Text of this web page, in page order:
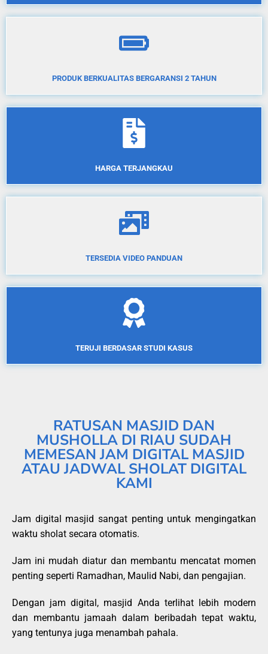
PRODUK BERKUALITAS BERGARANSI 2 TAHUN
HARGA TERJANGKAU
TERSEDIA VIDEO PANDUAN
TERUJI BERDASAR STUDI KASUS
RATUSAN MASJID DAN
MUSHOLLA DI RIAU SUDAH
MEMESAN JAM DIGITAL MASJID
ATAU JADWAL SHOLAT DIGITAL
KAMI
Jam digital masjid sangat penting untuk mengingatkan
waktu sholat secara otomatis.
Jam ini mudah diatur dan membantu mencatat momen
penting seperti Ramadhan, Maulid Nabi, dan pengajian.
Dengan jam digital, masjid Anda terlihat lebih modern
dan membantu jamaah dalam beribadah tepat waktu,
yang tentunya juga menambah pahala.